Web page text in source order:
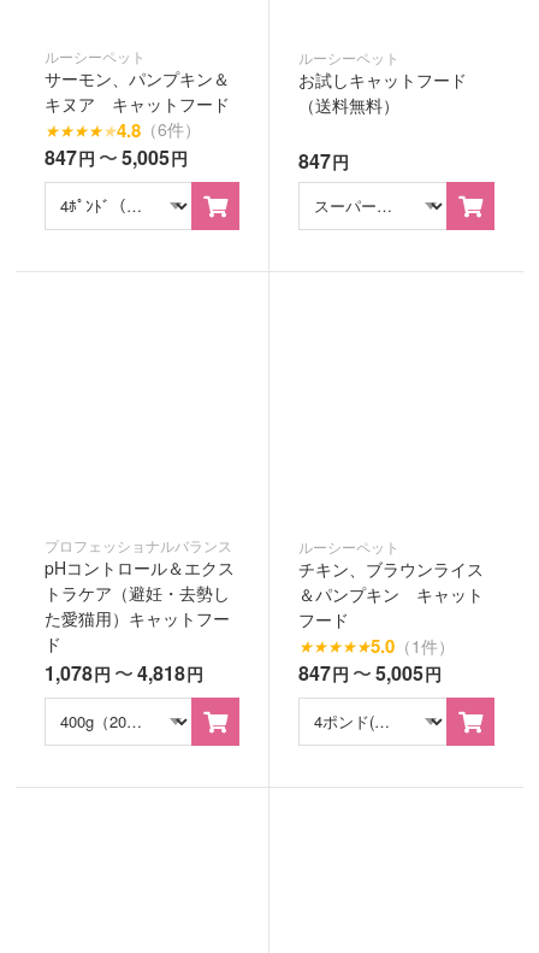
ルーシーペット
サーモン、パンプキン＆
キヌア キャットフード
★★★★★4.8 （6件）
847円 〜5,005円
ルーシーペット
お試しキャットフード
（送料無料）
847円
プロフェッショナルバランス
pHコントロール＆エクス
トラケア（避妊・去勢し
た愛猫用）キャットフー
ド
1,078円 〜4,818円
ルーシーペット
チキン、ブラウンライス
＆パンプキン キャット
フード
★★★★★5.0（1件）
847円 〜5,005円